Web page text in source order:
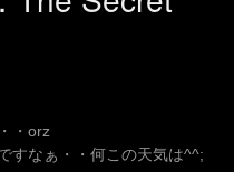
・orz
すなぁ・・何この天気は^^;